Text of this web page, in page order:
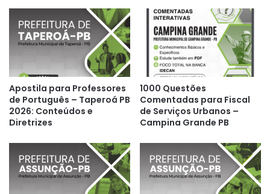
Apostila para Professores
de Português – Taperoá PB
2026: Conteúdos e
Diretrizes
1000 Questões
Comentadas para Fiscal
de Serviços Urbanos –
Campina Grande PB